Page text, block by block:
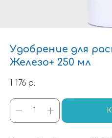
Удобрение для
Железо+ 250 мл
1 176 р.